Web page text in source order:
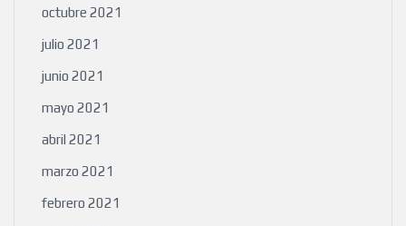
octubre 2021
julio 2021
junio 2021
mayo 2021
abril 2021
marzo 2021
febrero 2021